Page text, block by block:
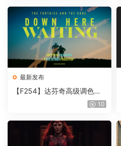
最新发布
【F254】达芬奇高级调色插
件 Contour V2.2.2 WinMac10